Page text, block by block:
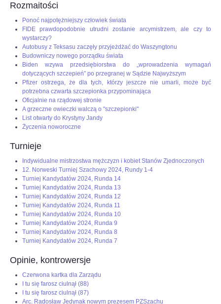
Rozmaitości
Ponoć najpotężniejszy człowiek świata
FIDE prawdopodobnie utrudni zostanie arcymistrzem, ale czy to
wystarczy?
Autobusy z Teksasu zaczęły przyjeżdżać do Waszyngtonu
Budowniczy nowego porządku świata
Biden wzywa przedsiębiorstwa do „wprowadzenia wymagań
dotyczących szczepień” po przegranej w Sądzie Najwyższym
Pfizer ostrzega, że dla tych, którzy jeszcze nie umarli, może być
potrzebna czwarta szczepionka przypominająca
Oficjalnie na rządowej stronie
A grzeczne owieczki walczą o "szczepionki"
List otwarty do Krystyny Jandy
Życzenia noworoczne
Turnieje
Indywidualne mistrzostwa mężczyzn i kobiet Stanów Zjednoczonych
12. Norweski Turniej Szachowy 2024, Rundy 1-4
Turniej Kandydatów 2024, Runda 14
Turniej Kandydatów 2024, Runda 13
Turniej Kandydatów 2024, Runda 12
Turniej Kandydatów 2024, Runda 11
Turniej Kandydatów 2024, Runda 10
Turniej Kandydatów 2024, Runda 9
Turniej Kandydatów 2024, Runda 8
Turniej Kandydatów 2024, Runda 7
Opinie, kontrowersje
Czerwona kartka dla Zarządu
I tu się farosz ciulnął (88)
I tu się farosz ciulnął (87)
Arc. Radosław Jedynak nowym prezesem PZSzachu